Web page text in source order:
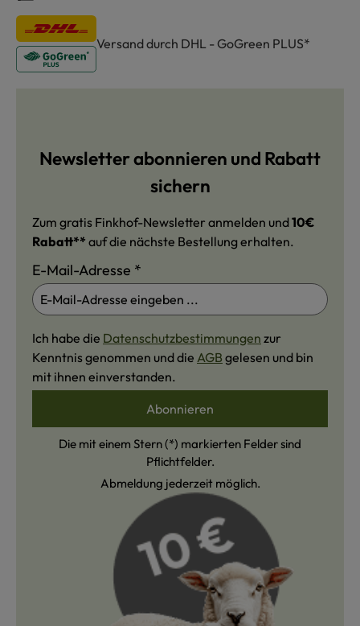
Versand durch DHL - GoGreen PLUS*
Newsletter abonnieren und Rabatt
sichern
Zum gratis Finkhof-Newsletter anmelden und10€
Rabatt** auf die nächste Bestellung erhalten.
E-Mail-Adresse *
Ich habe die Datenschutzbestimmungen zur
Kenntnis genommen und die AGB gelesen und bin
mit ihnen einverstanden.
Abonnieren
Die mit einem Stern (*) markierten Felder sind
Pflichtfelder.
Abmeldung jederzeit möglich.